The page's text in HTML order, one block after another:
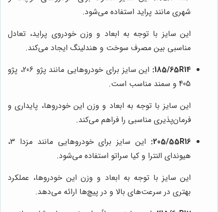
شهری مانند پراید استفاده می‌شود.
این سایز با توجه به ابعاد و وزن خودروی پراید، تعادل
مناسبی بین مصرف سوخت و هندلینگ ایجاد می‌کند.
185/65R14:
این سایز برای خودروهایی مانند پژو 206، پژو
405 و سمند مناسب است.
این سایز با توجه به ابعاد و وزن این خودروها، پایداری و
فرمان‌پذیری مناسبی را فراهم می‌کند.
205/55R16:
این سایز برای خودروهایی مانند مزدا 3،
هیوندای النترا و کیا سراتو استفاده می‌شود.
این سایز با توجه به ابعاد و وزن این خودروها، عملکرد
بهتری در سرعت‌های بالا و در پیچ‌ها ارائه می‌دهد.